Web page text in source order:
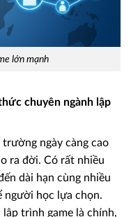
lớn mạnh
chuyên ngành lập
ngày càng cao
ra đời. Có rất nhiều
dài hạn cùng nhiều
người học lựa chọn.
trình game là chính,